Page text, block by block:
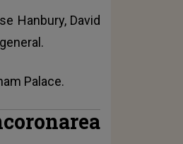
Hanbury, David
Palace.